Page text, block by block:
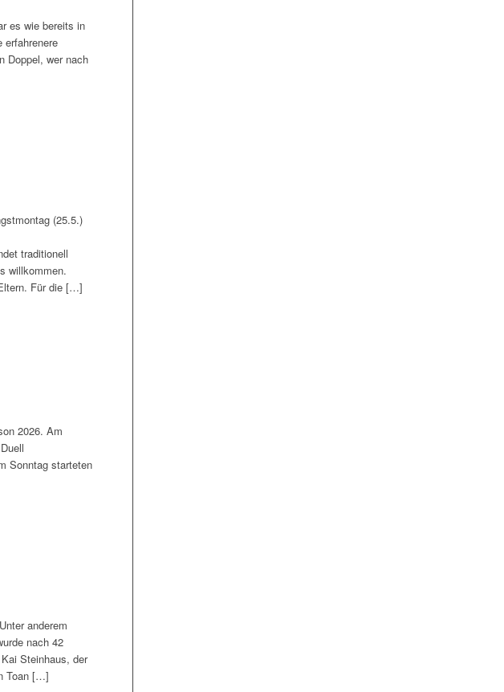
es wie bereits in
erfahrenere
Doppel, wer nach
(25.5.)
traditionell
willkommen.
Für die […]
2026. Am
Sonntag starteten
anderem
nach 42
Steinhaus, der
Toan […]